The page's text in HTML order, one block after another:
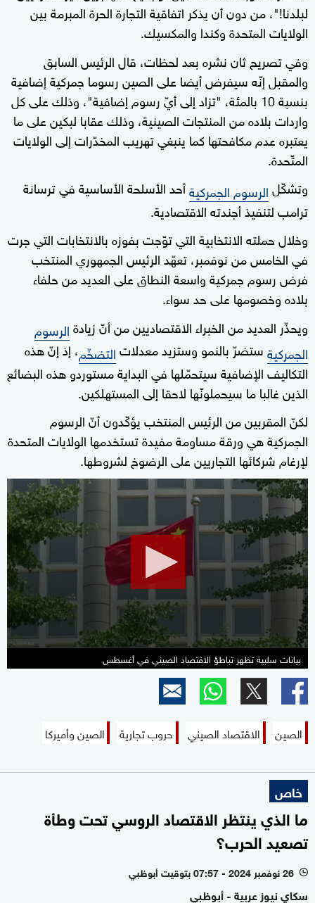
لبلدنا!"، من دون أن يذكر اتفاقية التجارة الحرة المبرمة بين
الولايات المتحدة وكندا والمكسيك.
وفي تصريح ثان نشره بعد لحظات، قال الرئيس السابق
والمقبل إنّه سيفرض أيضا على الصين رسوما جمركية إضافية
بنسبة 10 بالمئة، "تزاد إلى أيّ رسوم إضافية"، وذلك على كل
واردات بلاده من المنتجات الصينية، وذلك عقابا لبكين على ما
يعتبره عدم مكافحتها كما ينبغي تهريب المخدّرات إلى الولايات
المتّحدة.
وتشكّلالرسوم الجمركيةأحد الأسلحة الأساسية في ترسانة
ترامب لتنفيذ أجندته الاقتصادية.
وخلال حملته الانتخابية التي توّجت بفوزه بالانتخابات التي جرت
في الخامس من نوفمبر، تعهّد الرئيس الجمهوري المنتخب
فرض رسوم جمركية واسعة النطاق على العديد من حلفاء
بلاده وخصومها على حد سواء.
ويحذّر العديد من الخبراء الاقتصاديين من أنّ زيادةالرسوم
الجمركيةستضرّ بالنمو وستزيد معدلاتالتضخّم، إذ إنّ هذه
التكاليف الإضافية سيتحمّلها في البداية مستوردو هذه البضائع
الذين غالبا ما سيحملونّها لاحقا إلى المستهلكين.
لكنّ المقربين من الرئيس المنتخب يؤكّدون أنّ الرسوم
الجمركية هي ورقة مساومة مفيدة تستخدمها الولايات المتحدة
لإرغام شركائها التجاريين على الرضوخ لشروطها.
seconds
of
seconds
بيانات سلبية تظهر تباطؤ الاقتصاد الصيني في أغسطس
الصين الاقتصاد الصيني حروب تجارية الصين وأميركا
خاص
ما الذي ينتظر الاقتصاد الروسي تحت وطأة
تصعيد الحرب؟
l 26 نوفمبر 2024 - 07:57 بتوقيت أبوظبي
سكاي نيوز عربية - أبوظبي